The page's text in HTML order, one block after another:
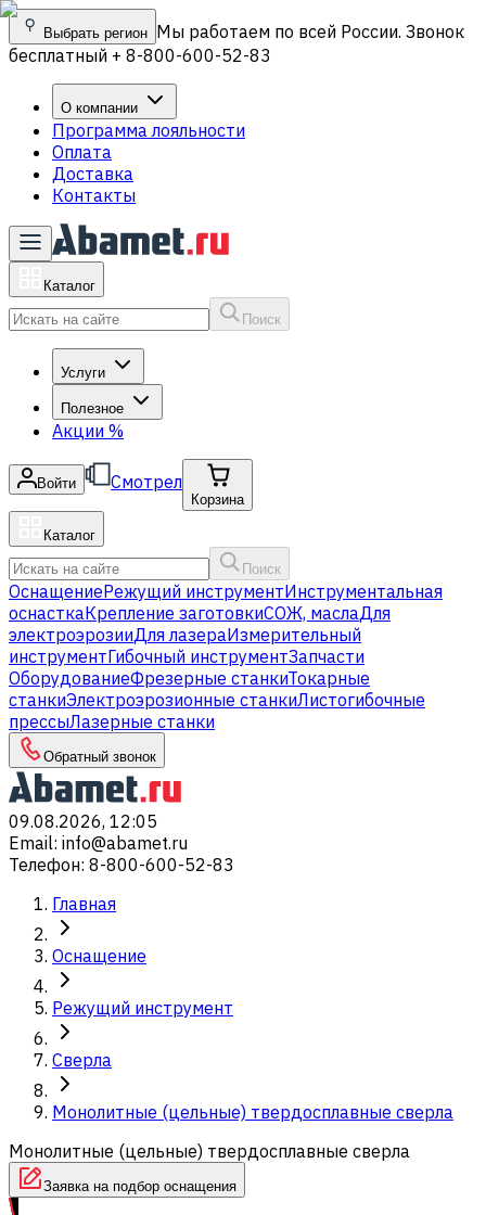
Выбрать регион Мы работаем по всей России. Звонок
бесплатный + 8-800-600-52-83
О компании
Программа лояльности
Оплата
Доставка
Контакты
Каталог
Поиск
Услуги
Полезное
Акции %
Войти Смотрел
Корзина
Каталог
Поиск
ОснащениеРежущий инструментИнструментальная
оснасткаКрепление заготовкиСОЖ, маслаДля
электроэрозииДля лазераИзмерительный
инструментГибочный инструментЗапчасти
ОборудованиеФрезерные станкиТокарные
станкиЭлектроэрозионные станкиЛистогибочные
прессыЛазерные станки
Обратный звонок
09.08.2026, 12:05
Email: info@abamet.ru
Телефон: 8-800-600-52-83
Главная
Оснащение
Режущий инструмент
Сверла
Монолитные (цельные) твердосплавные сверла
Монолитные (цельные) твердосплавные сверла
Заявка на подбор оснащения